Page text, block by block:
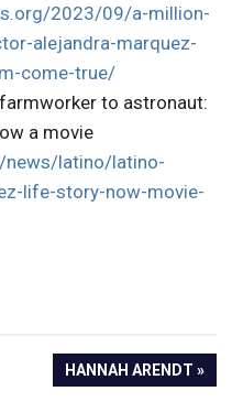
2023/09/a-million-
alejandra-marquez-
come-true/
to astronaut:
a movie
news/latino/latino-
life-story-now-movie-
HANNAH ARENDT »